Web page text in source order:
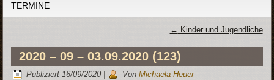
TERMINE
← Kinder und Jugendliche
2020 – 09 – 03.09.2020 (123)
Publiziert 16/09/2020 Von Michaela Heuer